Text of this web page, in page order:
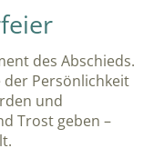
des Abschieds.
Persönlichkeit
und
Trost geben –